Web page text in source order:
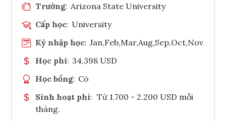
Trường: Arizona State University
Cấp học: University
Kỳ nhập học: Jan,Feb,Mar,Aug,Sep,Oct,Nov
Học phí: 34,398 USD
Học bổng: Có
Sinh hoạt phí: Từ 1.700 - 2.200 USD mỗi
tháng.